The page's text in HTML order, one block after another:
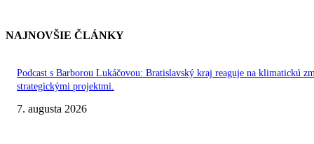
NAJNOVŠIE ČLÁNKY
Podcast s Barborou Lukáčovou: Bratislavský kraj reaguje na klimatickú
strategickými projektmi.
7. augusta 2026